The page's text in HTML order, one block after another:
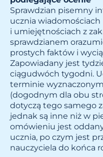
Sprawdzian pisemny
ucznia wiadomościach
i umiejętnościach z
sprawdzianem
prostych faktów i
Zapowiadany jest
ciągudwóch tygodni.
terminie
(dogodnym dla obu
dotyczą tego samego
jednak są inne niż w
omówieniu jest
ucznia, po czym jest
nauczyciela do końca